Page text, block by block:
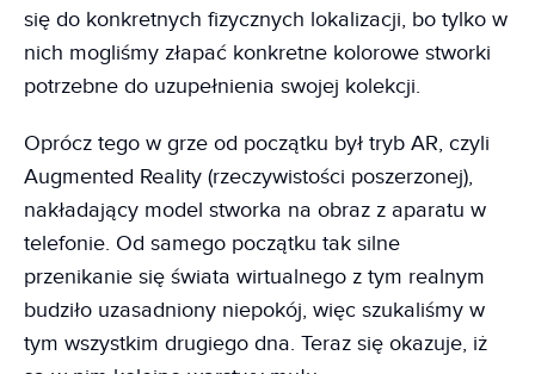
się do konkretnych fizycznych lokalizacji, bo tylko w
nich mogliśmy złapać konkretne kolorowe stworki
potrzebne do uzupełnienia swojej kolekcji.
Oprócz tego w grze od początku był tryb AR, czyli
Augmented Reality (rzeczywistości poszerzonej),
nakładający model stworka na obraz z aparatu w
telefonie. Od samego początku tak silne
przenikanie się świata wirtualnego z tym realnym
budziło uzasadniony niepokój, więc szukaliśmy w
tym wszystkim drugiego dna. Teraz się okazuje, iż